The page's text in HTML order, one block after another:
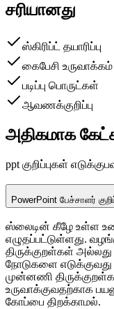
சரியானது
ஸ்கிரிப்ட் தயாரிப்பு
கைபேசி உருவாக்கம்
படிப்பு பொருட்கள்
ஆவணக்குறிப்பு
அதிகமாக
ppt குறிப்புகள்
PowerPoint பேச்சாளர்
ஸ்லைடின் கீழே உள்ள
எழுதப்பட்டுள்ளது.
திருக்குறள்கள் அல்லது
நோடுகளை எடுக்குவது
முன்னணி
உருவாக்குவதற்காக
கோப்பை திறக்காமல்.